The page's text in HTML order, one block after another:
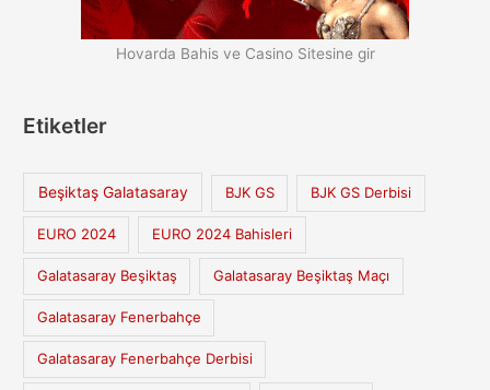
Hovarda Bahis ve Casino Sitesine gir
Etiketler
Beşiktaş Galatasaray BJK GS BJK GS Derbisi
EURO 2024 EURO 2024 Bahisleri
Galatasaray Beşiktaş Galatasaray Beşiktaş Maçı
Galatasaray Fenerbahçe
Galatasaray Fenerbahçe Derbisi